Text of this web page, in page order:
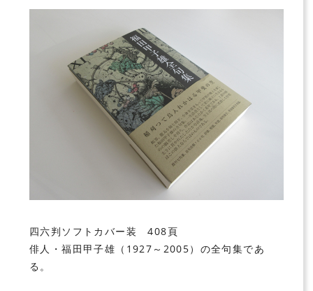
四六判ソフトカバー装 408頁
俳人・福田甲子雄（1927～2005）の全句集であ
る。